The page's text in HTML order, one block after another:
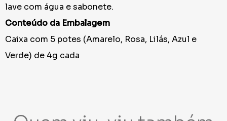
lave com água e sabonete.
Conteúdo da Embalagem
Caixa com 5 potes (Amarelo, Rosa, Lilás, Azul e
Verde) de 4g cada